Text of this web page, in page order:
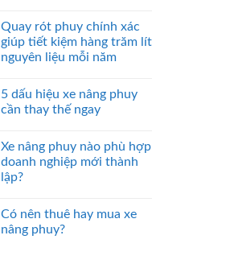
Quay rót phuy chính xác
giúp tiết kiệm hàng trăm lít
nguyên liệu mỗi năm
5 dấu hiệu xe nâng phuy
cần thay thế ngay
Xe nâng phuy nào phù hợp
doanh nghiệp mới thành
lập?
Có nên thuê hay mua xe
nâng phuy?